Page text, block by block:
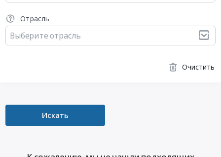
Отрасль
Выберите отрасль
Очистить
Искать